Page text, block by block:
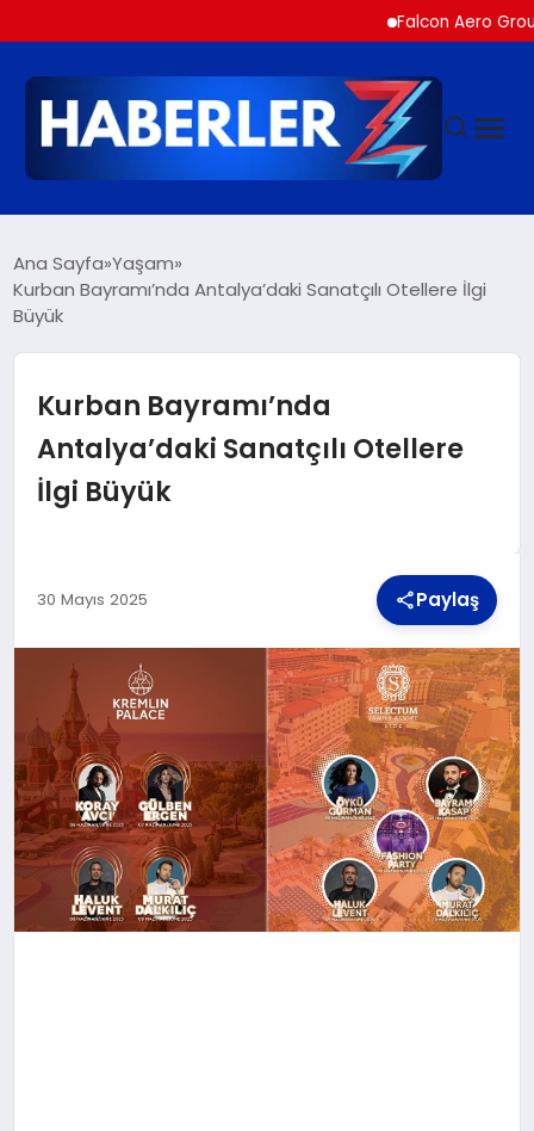
Falcon Aero Group,
SIYASET
DÜNYA
EKONOMI
TEKNOLOJI
MAGAZIN
YAŞAM
Ana Sayfa Yaşam
Kurban Bayramı’nda Antalya’daki Sanatçılı Otellere İlgi
Büyük
Kurban Bayramı’nda
Antalya’daki Sanatçılı Otellere
İlgi Büyük
30 Mayıs 2025 Paylaş